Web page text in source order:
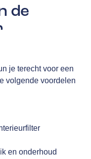
de
je terecht voor een
volgende voordelen
en onderhoud